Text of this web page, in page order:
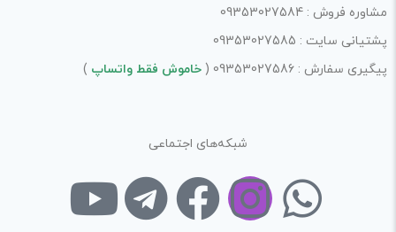
ذخیره نام، ایمیل و وبسایت من در مرورگر برای زمانی که دوباره
لازم است محتوای ارسالی منطبق برعرف و شئونات جامعه و با
از ارسال لینک‌های سایت‌های دیگر و ارایه‌ی اطلاعات شخصی
مشاوره فروش : 09353027584
پشتیانی سایت : 09353027585
پیگیری سفارش : 09353027586 (
خاموش فقط واتساپ )
شبکه‌های اجتماعی